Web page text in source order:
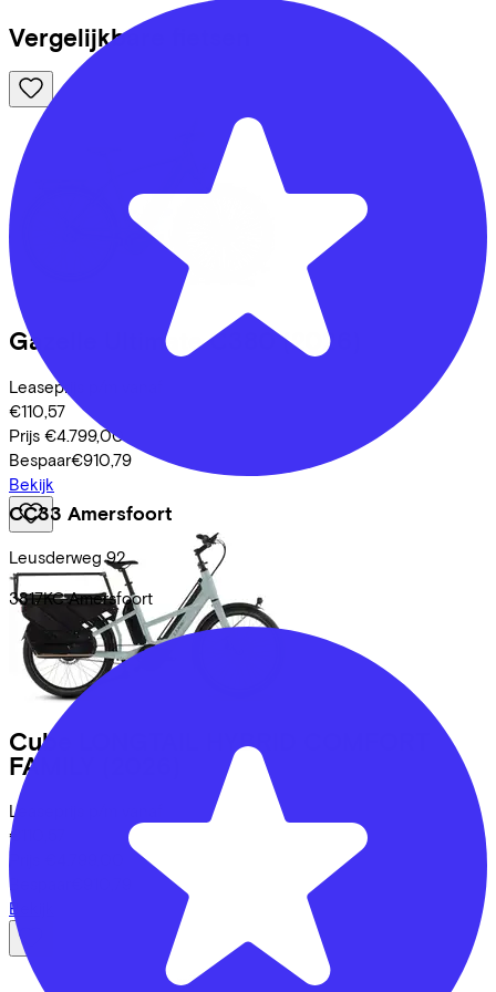
CC33 Amersfoort
Leusderweg 92
3817KC Amersfoort
Vergelijkbare fietsen
Gazelle Ultimate C380 (2026)
Leaseprijs p/m vanaf
€110,57
Prijs €4.799,00
Bespaar€910,79
Bekijk
Cube
LONGTAIL HYBRID COMFORT
FAMILY
Leaseprijs p/m vanaf
€110,57
Prijs
Bespaar
Bekijk